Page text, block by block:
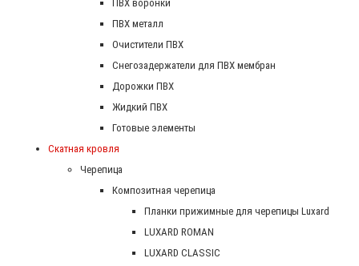
ПВХ воронки
ПВХ металл
Очистители ПВХ
Снегозадержатели для ПВХ мембран
Дорожки ПВХ
Жидкий ПВХ
Готовые элементы
Скатная кровля
Черепица
Композитная черепица
Планки прижимные для черепицы Luxard
LUXARD ROMAN
LUXARD CLASSIC